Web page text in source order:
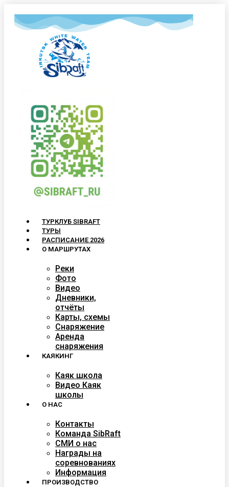
ТУРКЛУБ SIBRAFT
ТУРЫ
РАСПИСАНИЕ 2026
О МАРШРУТАХ
Реки
Фото
Видео
Дневники,
отчёты
Карты, схемы
Снаряжение
Аренда
снаряжения
КАЯКИНГ
Каяк школа
Видео Каяк
школы
О НАС
Контакты
Команда SibRaft
СМИ о нас
Награды на
соревнованиях
Информация
ПРОИЗВОДСТВО